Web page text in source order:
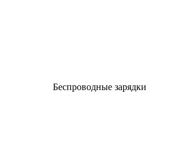
Беспроводные зарядки